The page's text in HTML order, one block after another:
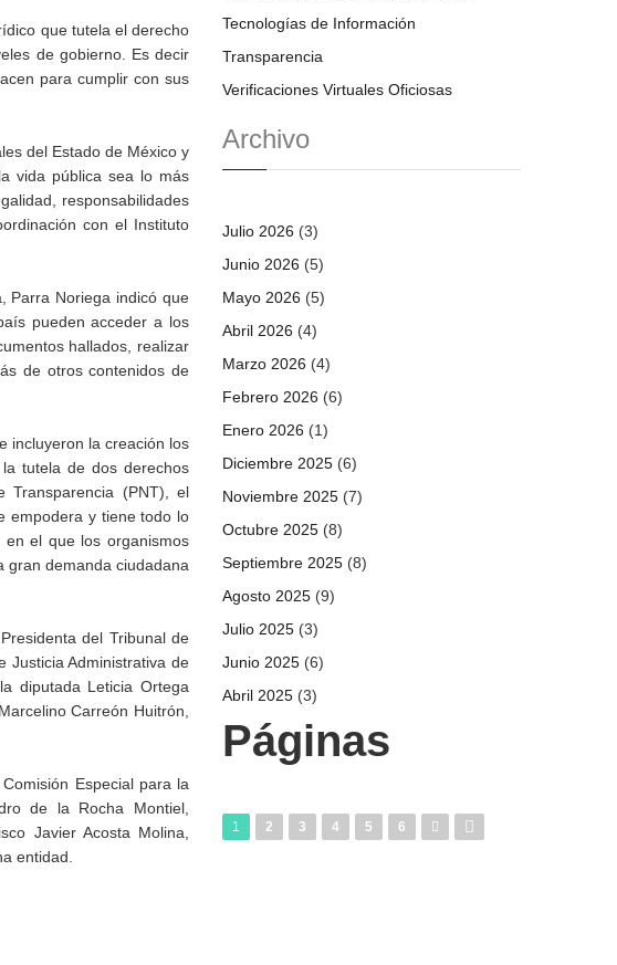
que tutela el derecho
de gobierno. Es decir
para cumplir con sus
del Estado de México y
vida pública sea lo más
responsabilidades
con el Instituto
Parra Noriega indicó que
pueden acceder a los
hallados, realizar
de otros contenidos de
incluyeron la creación los
tutela de dos derechos
Transparencia (PNT), el
empodera y tiene todo lo
en el que los organismos
gran demanda ciudadana
del Tribunal de
Justicia Administrativa de
diputada Leticia Ortega
Carreón Huitrón,
Especial para la
de la Rocha Montiel,
Javier Acosta Molina,
entidad.
Tecnologías de Información
Transparencia
Verificaciones Virtuales Oficiosas
Archivo
Julio 2026 (3)
Junio 2026 (5)
Mayo 2026 (5)
Abril 2026 (4)
Marzo 2026 (4)
Febrero 2026 (6)
Enero 2026 (1)
Diciembre 2025 (6)
Noviembre 2025 (7)
Octubre 2025 (8)
Septiembre 2025 (8)
Agosto 2025 (9)
Julio 2025 (3)
Junio 2025 (6)
Abril 2025 (3)
Páginas
1 2 3 4 5 6